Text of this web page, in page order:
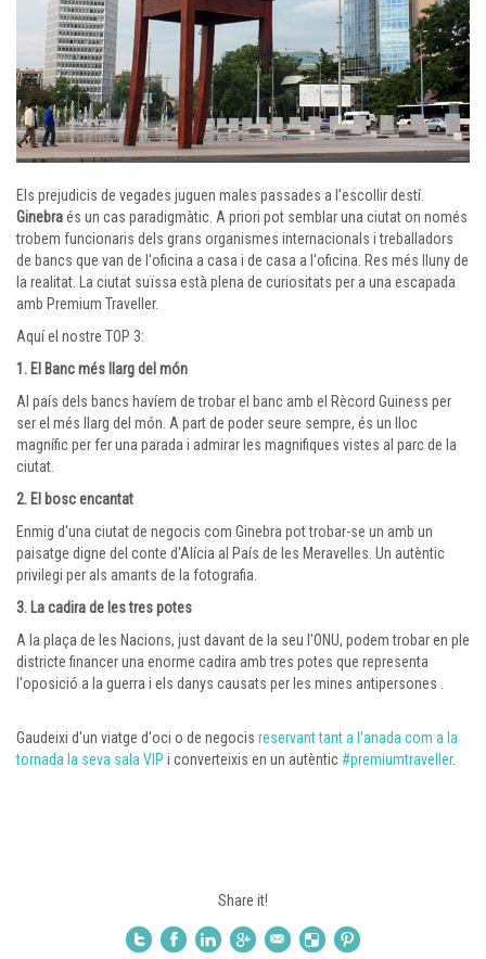
Els prejudicis de vegades juguen males passades a l’escollir destí.
Ginebraés un cas paradigmàtic. A priori pot semblar una ciutat on només
trobem funcionaris dels grans organismes internacionals i treballadors
de bancs que van de l'oficina a casa i de casa a l'oficina. Res més lluny de
la realitat. La ciutat suïssa està plena de curiositats per a una escapada
amb Premium Traveller.
Aquí el nostre TOP 3:
1. El Banc més llarg del món
Al país dels bancs havíem de trobar el banc amb el Rècord Guiness per
ser el més llarg del món. A part de poder seure sempre, és un lloc
magnífic per fer una parada i admirar les magnifiques vistes al parc de la
ciutat.
2. El bosc encantat
Enmig d'una ciutat de negocis com Ginebra pot trobar-se un amb un
paisatge digne del conte d'Alícia al País de les Meravelles. Un autèntic
privilegi per als amants de la fotografia.
3. La cadira de les tres potes
A la plaça de les Nacions, just davant de la seu l'ONU, podem trobar en ple
districte financer una enorme cadira amb tres potes que representa
l'oposició a la guerra i els danys causats per les mines antipersones .
Gaudeixi d'un viatge d'oci o de negocis reservant tant a l'anada com a la
tornada la seva sala VIP i converteixis en un autèntic #premiumtraveller.
Share it!